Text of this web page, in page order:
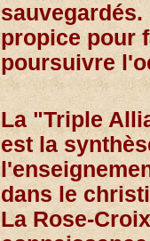
propice pour
poursuivre
La "Triple
est la
dans le
La Rose-